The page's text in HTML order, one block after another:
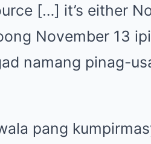
[…] it’s either
November 13
namang pinag-
pang